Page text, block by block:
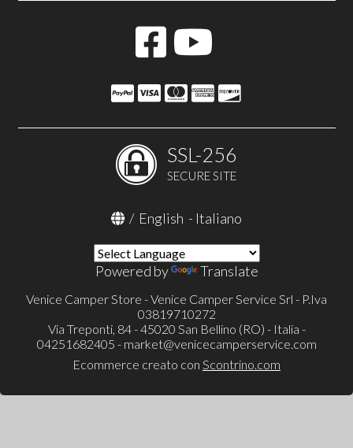
SSL-256
SECURE SITE
/ English - Italiano
Powered by Translate
Venice Camper Store - Venice Camper Service Srl - P.Iva
03819710272
Via Treponti, 84 - 45020 San Bellino (RO) - Italia -
04251682405 - market@venicecamperservice.com
Ecommerce creato con Scontrino.com